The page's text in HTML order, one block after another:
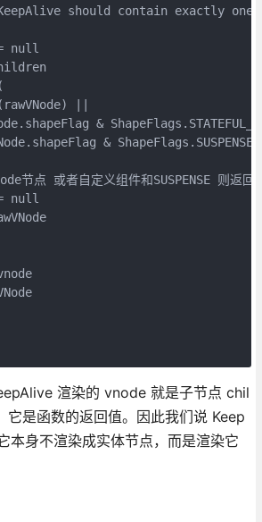
should contain exactly one
null
||
&
&
节点 或者自定义组件和SUSPENSE 则返回
null
渲染的 vnode 就是子节点 chil
它是函数的返回值。因此我们说 Keep
本身不渲染成实体节点，而是渲染它